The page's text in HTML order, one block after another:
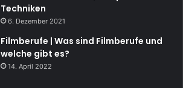
Techniken
6. Dezember 2021
Filmberufe | Was sind Filmberufe und
welche gibt es?
14. April 2022